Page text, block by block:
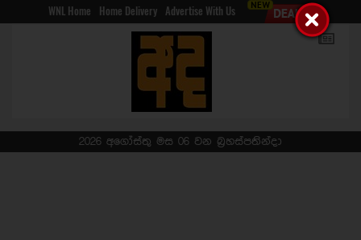
WNL Home Home Delivery Advertise With Us
2026 අගෝස්තු මස 06 වන බ්‍රහස්පතින්දා